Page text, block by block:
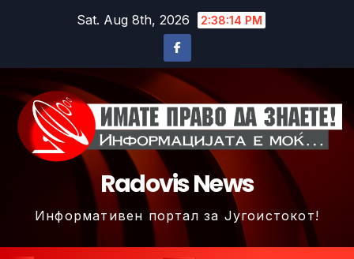
Sat. Aug 8th, 2026 2:38:17 PM
Radovis News
Информативен портал за Југоистокот!